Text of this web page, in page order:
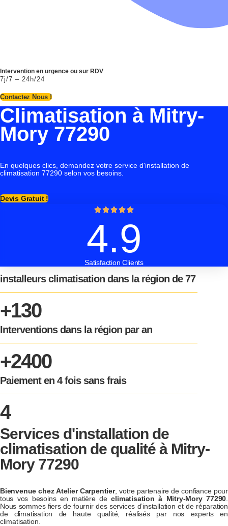
Intervention en urgence ou sur RDV
7j/7 – 24h/24
Contactez Nous !
Climatisation à Mitry-
Mory 77290
En quelques clics, demandez votre service d'installation de
climatisation 77290 selon vos besoins.
Devis Gratuit !
4.9
Satisfaction Clients
installeurs climatisation dans la région de 77
+130
Interventions dans la région par an
+2400
Paiement en 4 fois sans frais
4
Services d'installation de
climatisation de qualité à Mitry-
Mory 77290
Bienvenue chez Atelier Carpentier, votre partenaire de confiance pour
tous vos besoins en matière declimatisation à Mitry-Mory 77290
Nous sommes fiers de fournir des services d’installation et de réparation
de climatisation de haute qualité, réalisés par nos experts en
climatisation.